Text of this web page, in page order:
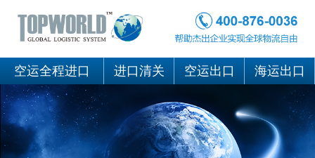
空运全程进口 进口清关 空运出口 海运出口